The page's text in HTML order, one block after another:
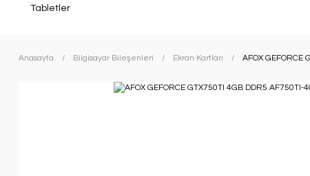
Tabletler
Anasayfa Bilgisayar Bileşenleri Ekran Kartları AFOX GEFORCE